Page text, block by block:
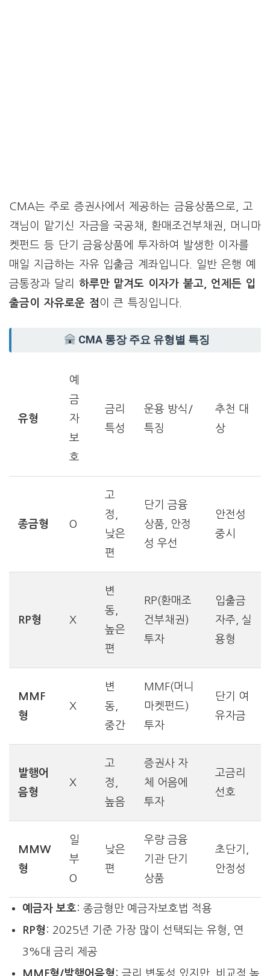
CMA는 주로 증권사에서 제공하는 금융상품으로, 고
객님이 맡기신 자금을 국공채, 환매조건부채권, 머니마
켓펀드 등 단기 금융상품에 투자하여 발생한 이자를
매일 지급하는 자유 입출금 계좌입니다. 일반 은행 예
금통장과 달리 하루만 맡겨도 이자가 붙고, 언제든 입
출금이 자유로운 점이 큰 특징입니다.
CMA 통장 주요 유형별 특징
유형
예
금
자
보
호
금리
특성
운용 방식/
특징
추천 대
상
종금형 O
고
정,
낮은
편
단기 금융
상품, 안정
성 우선
안전성
중시
RP형 X
변
동,
높은
편
RP(환매조
건부채권)
투자
입출금
자주, 실
용형
MMF
형
X
변
동,
중간
MMF(머니
마켓펀드)
투자
단기 여
유자금
발행어
음형
X
고
정,
높음
증권사 자
체 어음에
투자
고금리
선호
MMW
형
일
부
O
낮은
편
우량 금융
기관 단기
상품
초단기,
안정성
예금자 보호: 종금형만 예금자보호법 적용
RP형 : 2025년 기준 가장 많이 선택되는 유형, 연
3%대 금리 제공
MMF형/발행어음형 : 금리 변동성 있지만, 비교적 높